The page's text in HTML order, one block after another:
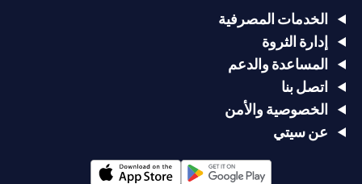
الخدمات المصرفية
إدارة الثروة
المساعدة والدعم
اتصل بنا
الخصوصية والأمن
عن سيتي